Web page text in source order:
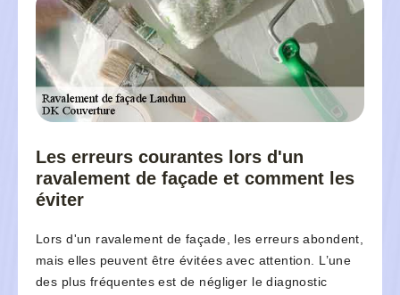
Les erreurs courantes lors d'un
ravalement de façade et comment les
éviter
Lors d'un ravalement de façade, les erreurs abondent,
mais elles peuvent être évitées avec attention. L’une
des plus fréquentes est de négliger le diagnostic